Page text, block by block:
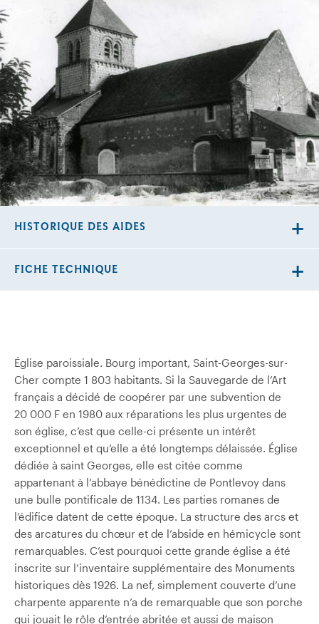
Église paroissiale. Bourg important, Saint-Georges-sur-
Cher compte 1 803 habitants. Si la Sauvegarde de l’Art
français a décidé de coopérer par une subvention de
20 000 F en 1980 aux réparations les plus urgentes de
son église, c’est que celle-ci présente un intérêt
exceptionnel et qu’elle a été longtemps délaissée. Église
dédiée à saint Georges, elle est citée comme
appartenant à l’abbaye bénédictine de Pontlevoy dans
une bulle pontificale de 1134. Les parties romanes de
l’édifice datent de cette époque. La structure des arcs et
des arcatures du chœur et de l’abside en hémicycle sont
remarquables. C’est pourquoi cette grande église a été
inscrite sur l’inventaire supplémentaire des Monuments
historiques dès 1926. La nef, simplement couverte d’une
charpente apparente n’a de remarquable que son porche
qui jouait le rôle d’entrée abritée et aussi de maison
HISTORIQUE DES AIDES
FICHE TECHNIQUE